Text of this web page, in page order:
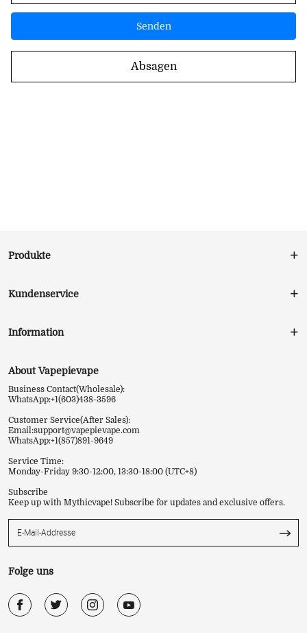
Senden
Absagen
Produkte
Kundenservice
Information
About Vapepievape
Business Contact(Wholesale):
WhatsApp:+1(603)438-3596
Customer Service(After Sales):
Email:support@vapepievape.com
WhatsApp:+1(857)891-9649
Service Time:
Monday-Friday 9:30-12:00, 13:30-18:00 (UTC+8)
Subscribe
Keep up with Mythicvape! Subscribe for updates and exclusive offers.
Folge uns